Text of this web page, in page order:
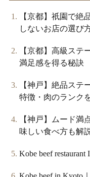
【京都】祇園で絶
しないお店の選び
【京都】高級ステ
満足感を得る秘訣
【神戸】絶品ステ
特徴・肉のランク
【神戸】ムード満
味しい食べ方も解
Kobe beef